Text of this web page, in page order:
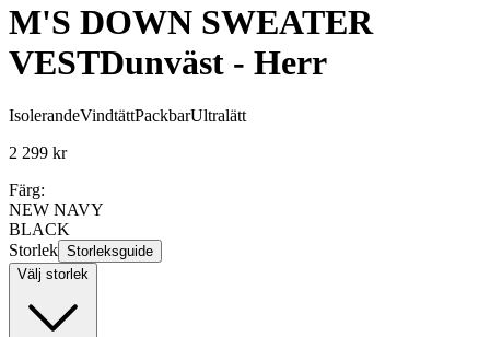
M'S DOWN SWEATER
VESTDunväst - Herr
IsolerandeVindtättPackbarUltralätt
2 299 kr
Färg:
NEW NAVY
BLACK
Storlek Storleksguide
Välj storlek